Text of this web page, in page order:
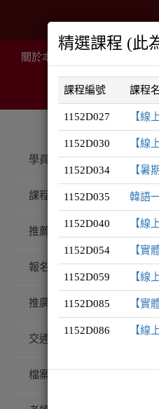
關於本院
學員登入
課程總覽
推薦課程
報名注意事項
推廣QA
交通/校園配置
檔案下載
精選課程 (此
課程編號 課程
1152D027 【線
1152D030 【線
1152D034 【暑
1152D035 韓語
1152D040 【線
1152D054 【實
1152D059 【線
1152D085 【實
1152D086 【線